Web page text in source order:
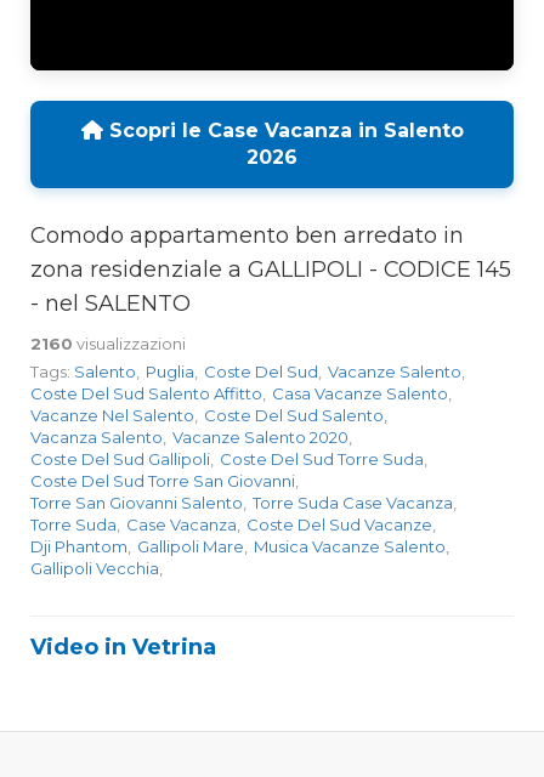
Scopri le Case Vacanza in Salento
2026
Comodo appartamento ben arredato in
zona residenziale a GALLIPOLI - CODICE 145
- nel SALENTO
2160 visualizzazioni
Tags: Salento Puglia Coste Del Sud Vacanze Salento
Coste Del Sud Salento Affitto
Casa Vacanze Salento
Vacanze Nel Salento
Coste Del Sud Salento
Vacanza Salento Vacanze Salento 2020
Coste Del Sud Gallipoli Coste Del Sud Torre Suda
Coste Del Sud Torre San Giovanni
Torre San Giovanni Salento Torre Suda Case Vacanza
Torre Suda
Case Vacanza Coste Del Sud Vacanze
Dji Phantom
Gallipoli Mare Musica Vacanze Salento
Gallipoli Vecchia
Video in Vetrina